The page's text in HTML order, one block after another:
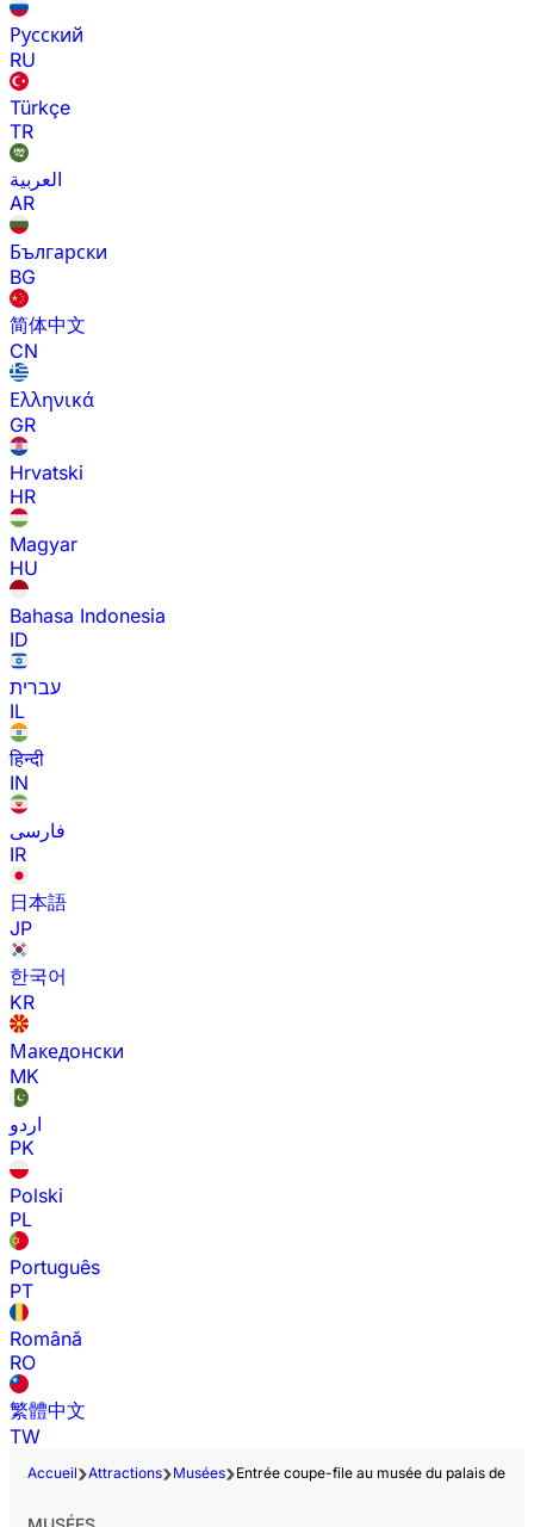
Русский
RU
Türkçe
TR
العربية
AR
Български
BG
简体中文
CN
Ελληνικά
GR
Hrvatski
HR
Magyar
HU
Bahasa Indonesia
ID
עברית
IL
हिन्दी
IN
فارسی
IR
日本語
JP
한국어
KR
Македонски
MK
اردو
PK
Polski
PL
Português
PT
Română
RO
繁體中文
TW
Accueil Attractions Musées Entrée coupe-file au musée du palais de